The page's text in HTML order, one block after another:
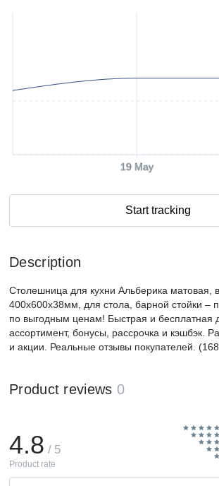
19 May
Start tracking
Description
Столешница для кухни Альберика матовая,
400х600х38мм, для стола, барной стойки –
по выгодным ценам! Быстрая и бесплатная
ассортимент, бонусы, рассрочка и кэшбэк.
и акции. Реальные отзывы покупателей.
Product reviews 0
4.8 / 5
Product rate